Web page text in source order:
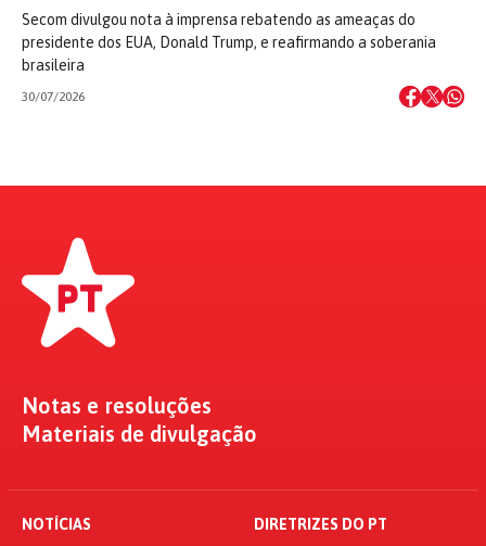
Secom divulgou nota à imprensa rebatendo as ameaças do
presidente dos EUA, Donald Trump, e reafirmando a soberania
brasileira
30/07/2026
Notas e resoluções
Materiais de divulgação
NOTÍCIAS DIRETRIZES DO PT